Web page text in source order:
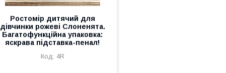
Ростомір дитячий для
дівчинки рожеві Слоненята.
Багатофункційна упаковка:
яскрава підставка-пенал!
4R